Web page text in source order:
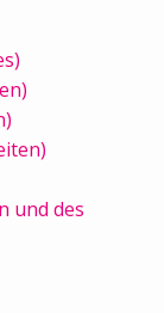
und des